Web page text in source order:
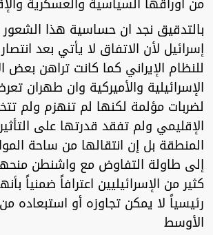
بالتدقيق نجد ان حساسية هذا الشعور
إسرائيل لأن الاتفاق لا يأتي بعد
للنظام الإيراني كما كانت تراهن بعض
الإسرائيلية والأميركية وان طهران
لضربات مؤلمة لكنها لم تنهزم ولم
الإقليمي ولم تفقد قدرتها على
المنطقة بل إن انتقالها من ساحة
إلى طاولة التفاوض مع واشنطن
كثير من الإسرائيليين اعترافاً ضمنياً
رئيسياً لا يمكن تجاوزه أو استبعاده
الأوسط